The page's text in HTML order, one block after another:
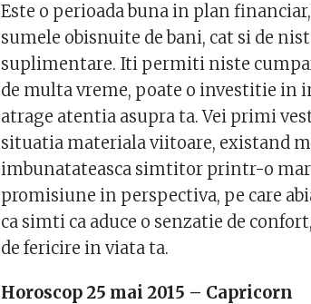
Este o perioada buna in plan
sumele obisnuite de bani, cat si de
suplimentare. Iti permiti niste
de multa vreme, poate o investitie in
atrage atentia asupra ta. Vei primi
situatia materiala viitoare, existand
imbunatateasca simtitor printr-o
promisiune in perspectiva, pe care
ca simti ca aduce o senzatie de
de fericire in viata ta.
Horoscop 25 mai 2015 – Capricorn